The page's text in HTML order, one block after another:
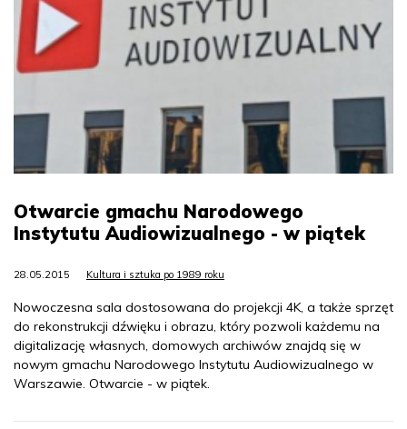
Otwarcie gmachu Narodowego
Instytutu Audiowizualnego - w piątek
28.05.2015 Kultura i sztuka po 1989 roku
Nowoczesna sala dostosowana do projekcji 4K, a także sprzęt
do rekonstrukcji dźwięku i obrazu, który pozwoli każdemu na
digitalizację własnych, domowych archiwów znajdą się w
nowym gmachu Narodowego Instytutu Audiowizualnego w
Warszawie. Otwarcie - w piątek.